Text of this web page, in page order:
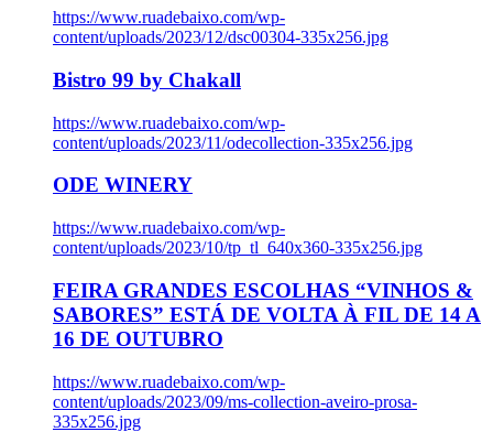
https://www.ruadebaixo.com/wp-
content/uploads/2023/12/dsc00304-335x256.jpg
Bistro 99 by Chakall
https://www.ruadebaixo.com/wp-
content/uploads/2023/11/odecollection-335x256.jpg
ODE WINERY
https://www.ruadebaixo.com/wp-
content/uploads/2023/10/tp_tl_640x360-335x256.jpg
FEIRA GRANDES ESCOLHAS “VINHOS &
SABORES” ESTÁ DE VOLTA À FIL DE 14 A
16 DE OUTUBRO
https://www.ruadebaixo.com/wp-
content/uploads/2023/09/ms-collection-aveiro-prosa-
335x256.jpg